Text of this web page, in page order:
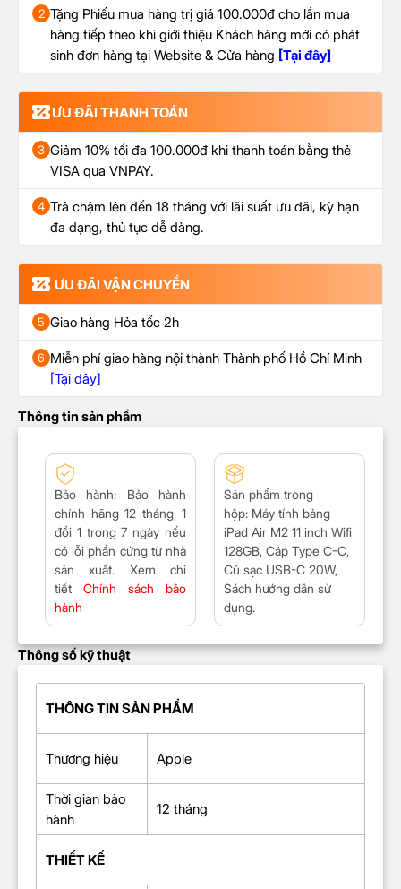
2 Tặng Phiếu mua hàng trị giá 100.000đ cho lần mua
hàng tiếp theo khi giới thiệu Khách hàng mới có phát
sinh đơn hàng tại Website & Cửa hàng [Tại đây]
ƯU ĐÃI THANH TOÁN
3 Giảm 10% tối đa 100.000đ khi thanh toán bằng thẻ
VISA qua VNPAY.
4 Trả chậm lên đến 18 tháng với lãi suất ưu đãi, kỳ hạn
đa dạng, thủ tục dễ dàng.
ƯU ĐÃI VẬN CHUYỂN
5 Giao hàng Hỏa tốc 2h
6 Miễn phí giao hàng nội thành Thành phố Hồ Chí Minh
[Tại đây]
Thông tin sản phẩm
Bảo hành: Bảo hành
chính hãng 12 tháng, 1
đổi 1 trong 7 ngày nếu
có lỗi phần cứng từ nhà
sản xuất. Xem chi
tiết Chính sách bảo
hành
Sản phẩm trong
hộp: Máy tính bảng
iPad Air M2 11 inch Wifi
128GB, Cáp Type C-C,
Củ sạc USB-C 20W,
Sách hướng dẫn sử
dụng.
Thông số kỹ thuật
THÔNG TIN SẢN PHẨM
Thương hiệu Apple
Thời gian bảo
hành
12 tháng
THIẾT KẾ